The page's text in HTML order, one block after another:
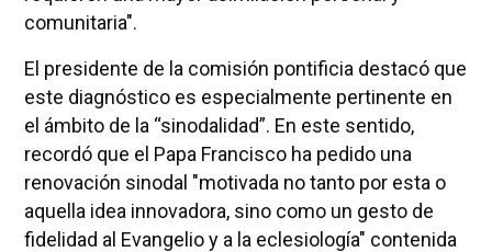
comunitaria".
El presidente de la comisión pontificia destacó que
este diagnóstico es especialmente pertinente en
el ámbito de la “sinodalidad”. En este sentido,
recordó que el Papa Francisco ha pedido una
renovación sinodal "motivada no tanto por esta o
aquella idea innovadora, sino como un gesto de
fidelidad al Evangelio y a la eclesiología" contenida